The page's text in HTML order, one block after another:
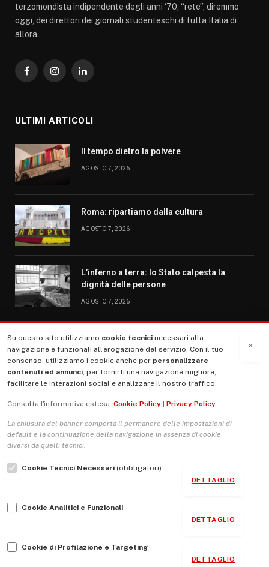
terzomondista indipendente degli anni ‘70, “rete”, diremmo
oggi, dei direttori dei giornali studenteschi di tutta Italia di
allora.
FacebookInstagramLinkedIn
ULTIMI ARTICOLI
Il tempo dietro la polvere
AGOSTO 7, 2026
Roma: ripartiamo dalla cultura
AGOSTO 7, 2026
L’inferno a terra: lo Stato calpesta la
dignità delle persone
AGOSTO 7, 2026
MENU
La Nostra Storia
Le Copertine
L’Associazione
Indirizzo Socio Politico Culturale
Guida per le autrici e gli autori
×
Su questo sito utilizziamo cookie tecnici necessari alla
navigazione e funzionali all'erogazione del servizio. Con il tuo
consenso, utilizziamo i cookie anche per personalizzare
contenuti ed annunci, per fornirti una navigazione migliore,
facilitare le interazioni social e analizzare il nostro traffico.
Consulta l'informativa estesa: Cookie Policy Privacy Policy
La chiusura del banner comporta il permanere delle impostazioni di
default e la continuazione della navigazione in assenza di cookie
diversi da quelli tecnici.
Cookie Tecnici Necessari (obbligatori)
DETTAGLIO
Cookie Analitici e Funzionali
DETTAGLIO
Cookie di Profilazione e Targeting
DETTAGLIO